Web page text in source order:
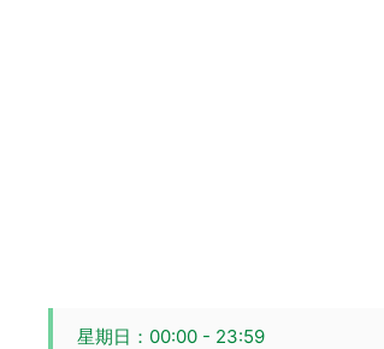
星期日：00:00 - 23:59